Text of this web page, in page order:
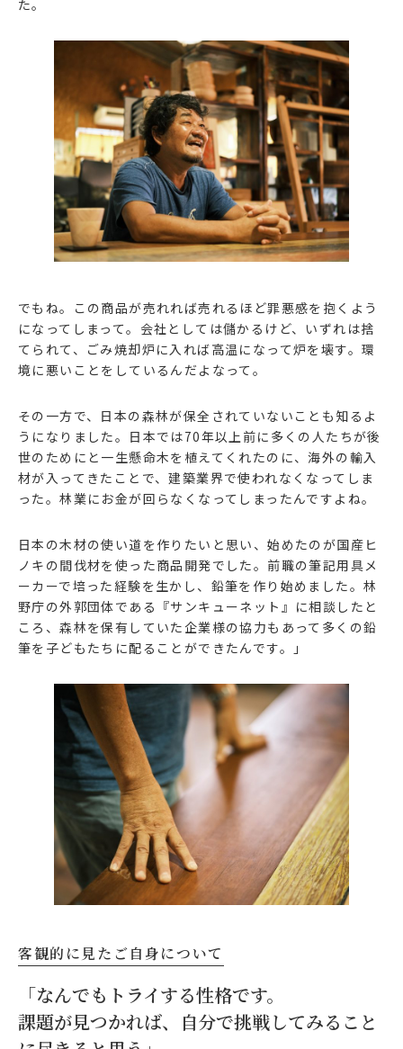
た。
でもね。この商品が売れれば売れるほど罪悪感を抱くよう
になってしまって。会社としては儲かるけど、いずれは捨
てられて、ごみ焼却炉に入れば高温になって炉を壊す。環
境に悪いことをしているんだよなって。
その一方で、日本の森林が保全されていないことも知るよ
うになりました。日本では70年以上前に多くの人たちが後
世のためにと一生懸命木を植えてくれたのに、海外の輸入
材が入ってきたことで、建築業界で使われなくなってしま
った。林業にお金が回らなくなってしまったんですよね。
日本の木材の使い道を作りたいと思い、始めたのが国産ヒ
ノキの間伐材を使った商品開発でした。前職の筆記用具メ
ーカーで培った経験を生かし、鉛筆を作り始めました。林
野庁の外郭団体である『サンキューネット』に相談したと
ころ、森林を保有していた企業様の協力もあって多くの鉛
筆を子どもたちに配ることができたんです。」
客観的に見たご自身について
「なんでもトライする性格です。
課題が見つかれば、自分で挑戦してみること